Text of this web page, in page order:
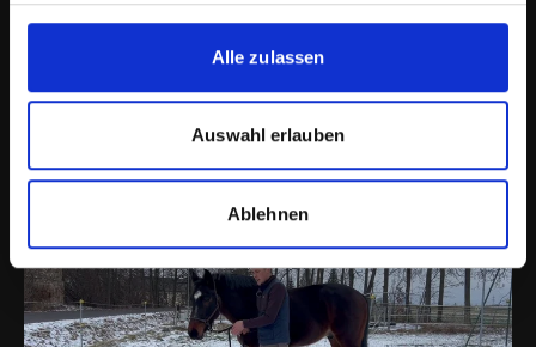
Alle zulassen
Auswahl erlauben
Ablehnen